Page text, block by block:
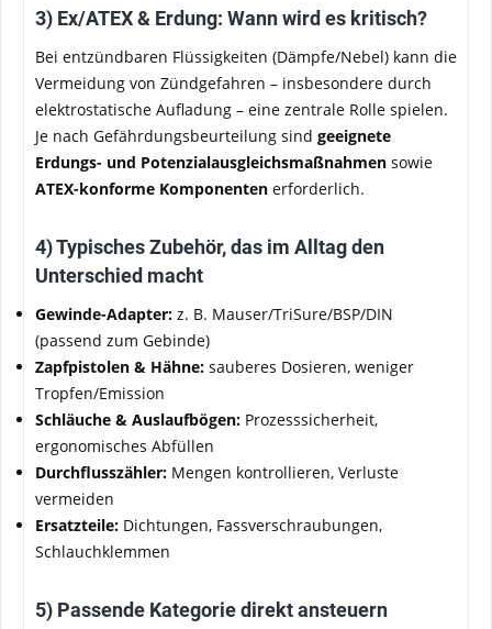
3) Ex/ATEX & Erdung: Wann wird es kritisch?
Bei entzündbaren Flüssigkeiten (Dämpfe/Nebel) kann die
Vermeidung von Zündgefahren – insbesondere durch
elektrostatische Aufladung – eine zentrale Rolle spielen.
Je nach Gefährdungsbeurteilung sind geeignete
Erdungs- und Potenzialausgleichsmaßnahmen sowie
ATEX-konforme Komponenten erforderlich.
4) Typisches Zubehör, das im Alltag den
Unterschied macht
Gewinde-Adapter: z. B. Mauser/TriSure/BSP/DIN
(passend zum Gebinde)
Zapfpistolen & Hähne: sauberes Dosieren, weniger
Tropfen/Emission
Schläuche & Auslaufbögen: Prozesssicherheit,
ergonomisches Abfüllen
Durchflusszähler: Mengen kontrollieren, Verluste
vermeiden
Ersatzteile: Dichtungen, Fassverschraubungen,
Schlauchklemmen
5) Passende Kategorie direkt ansteuern